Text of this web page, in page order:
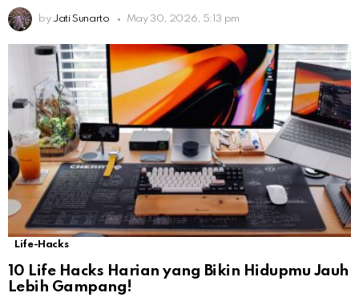
by Jati Sunarto May 30, 2026, 5:13 pm
Life-Hacks
10 Life Hacks Harian yang Bikin Hidupmu Jauh
Lebih Gampang!